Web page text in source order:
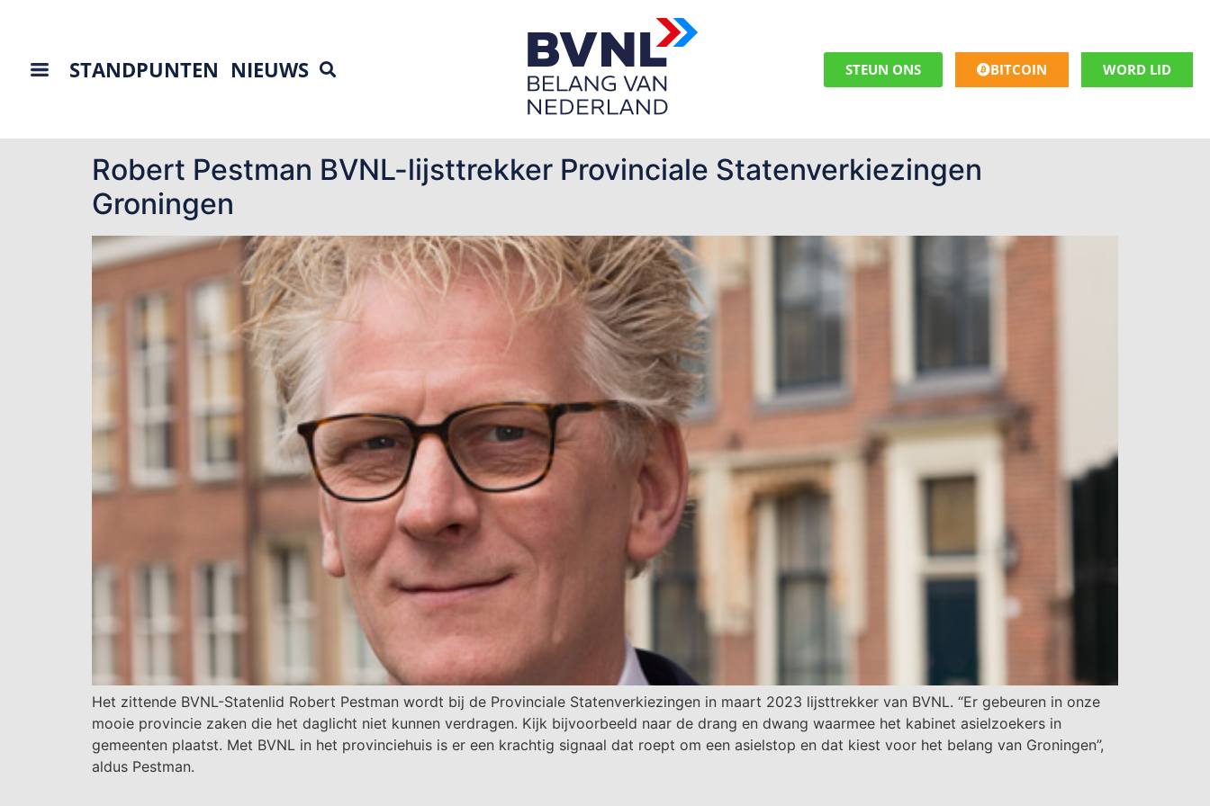
STANDPUNTEN NIEUWS STEUN ONS BITCOIN WORD LID
kerncentrale in de Eemshaven
Robert Pestman BVNL-lijsttrekker Provinciale Statenverkiezingen
Groningen
Het zittende BVNL-Statenlid Robert Pestman wordt bij de Provinciale Statenverkiezingen in maart 2023 lijsttrekker van BVNL. “Er gebeuren in onze
mooie provincie zaken die het daglicht niet kunnen verdragen. Kijk bijvoorbeeld naar de drang en dwang waarmee het kabinet asielzoekers in
gemeenten plaatst. Met BVNL in het provinciehuis is er een krachtig signaal dat roept om een asielstop en dat kiest voor het belang van Groningen”,
aldus Pestman.